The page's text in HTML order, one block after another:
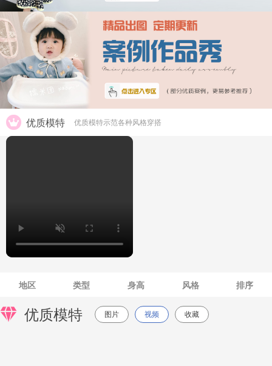
优质模特 优质模特示范各种风格穿搭
地区 类型 身高 风格 排序
优质模特 图片 视频 收藏